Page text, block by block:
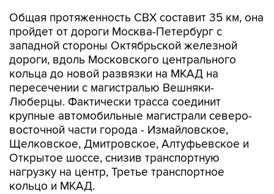
Общая протяженность СВХ составит 35 км, она
пройдет от дороги Москва-Петербург с
западной стороны Октябрьской железной
дороги, вдоль Московского центрального
кольца до новой развязки на МКАД на
пересечении с магистралью Вешняки-
Люберцы. Фактически трасса соединит
крупные автомобильные магистрали северо-
восточной части города - Измайловское,
Щелковское, Дмитровское, Алтуфьевское и
Открытое шоссе, снизив транспортную
нагрузку на центр, Третье транспортное
кольцо и МКАД.